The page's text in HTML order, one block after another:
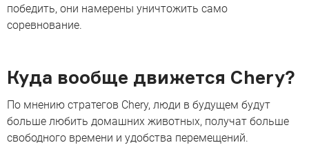
победить, они намерены уничтожить само
соревнование.
Куда вообще движется Chery?
По мнению стратегов Chery, люди в будущем будут
больше любить домашних животных, получат больше
свободного времени и удобства перемещений.